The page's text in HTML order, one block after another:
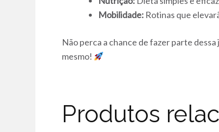
Mobilidade: Rotinas que
Não perca a chance de fazer parte
mesmo!
Produtos